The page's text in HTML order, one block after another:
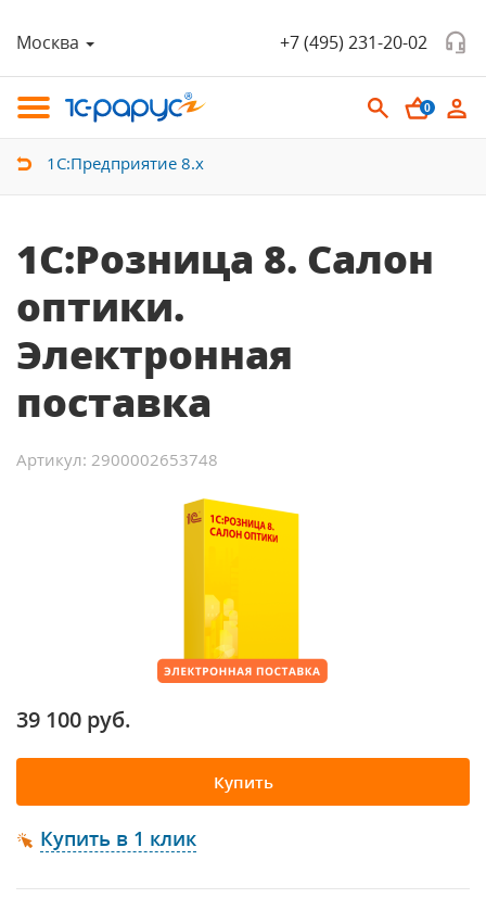
Москва +7 (495) 231-20-02
0
1С:Предприятие 8.х
1С:Розница 8. Салон
оптики.
Электронная
поставка
Артикул: 2900002653748
39 100 руб.
Купить
Купить в 1 клик